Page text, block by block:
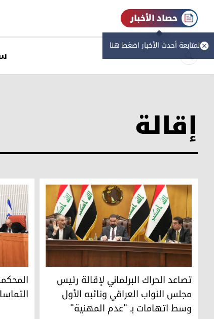
حصاد الأخبار
لمتابعة أحدث الأخبار اضغط هنا
إقالة
تصاعد الحراك البرلماني لإقالة رئيس مجلس النواب
تصاعد الحراك البرلماني لإقالة رئيس
مجلس النواب العراقي ونائبه الأول
وسط اتهامات بـ "عدم المهنية"